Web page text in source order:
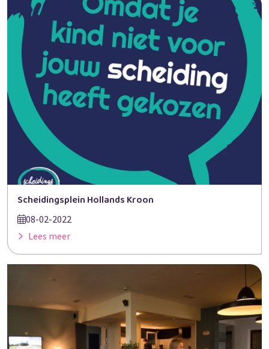
Scheidingsplein Hollands Kroon
08-02-2022
Lees meer